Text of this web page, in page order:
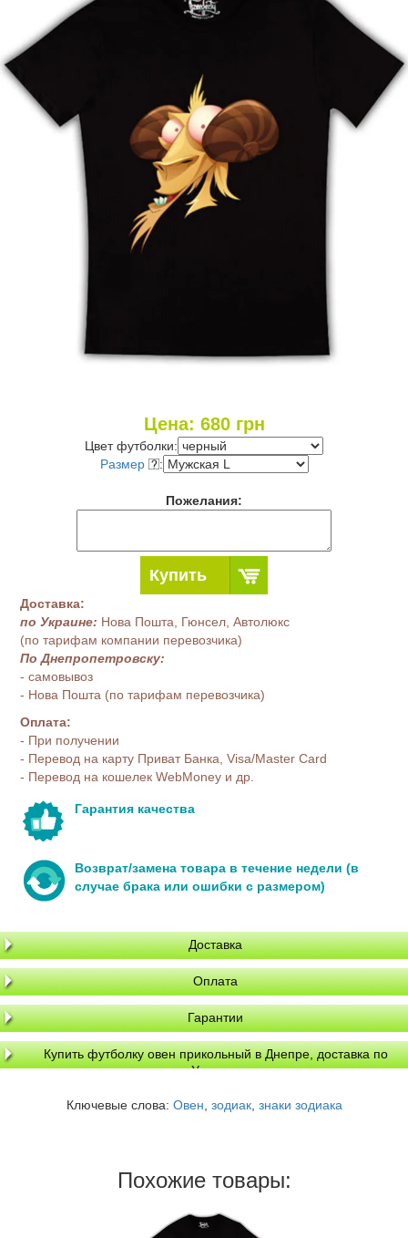
Цена: 680грн
Цвет футболки:
Размер
:
Пожелания:
Купить
Доставка:
по Украине: Нова Пошта, Гюнсел, Автолюкс
(по тарифам компании перевозчика)
По Днепропетровску:
- самовывоз
- Нова Пошта (по тарифам перевозчика)
Оплата:
- При получении
- Перевод на карту Приват Банка, Visa/Master Card
- Перевод на кошелек WebMoney и др.
Гарантия качества
Возврат/замена товара в течение недели (в
случае брака или ошибки с размером)
Доставка
Оплата
Гарантии
Купить футболку овен прикольный в Днепре, доставка по
Украине
Ключевые слова: Овен, зодиак, знаки зодиака
Похожие товары: